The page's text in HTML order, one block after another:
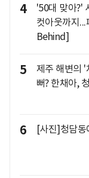
4
'50대 맞아?'
컷아웃까지
Behind]
5
제주 해변의 '
뻐? 한채아,
6 [사진]청담동